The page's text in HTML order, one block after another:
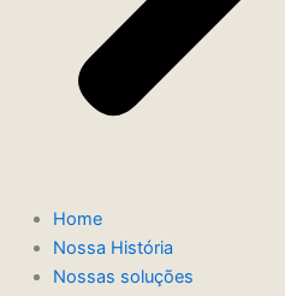
Home
Nossa História
Nossas soluções